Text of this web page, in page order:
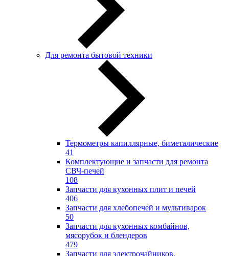
Для ремонта бытовой техники
Термометры капиллярные, биметалические
41
Комплектующие и запчасти для ремонта
СВЧ-печей
108
Запчасти для кухонных плит и печей
406
Запчасти для хлебопечей и мультиварок
50
Запчасти для кухонных комбайнов,
мясорубок и блендеров
479
Запчасти для электрочайников,